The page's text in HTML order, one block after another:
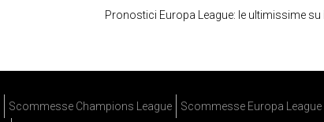
Pronostici Europa League: le ultimissime su
Scommesse Champions League Scommesse Europa League